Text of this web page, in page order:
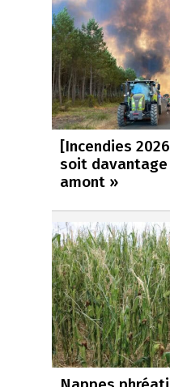
[Incendies
soit davantage
amont »